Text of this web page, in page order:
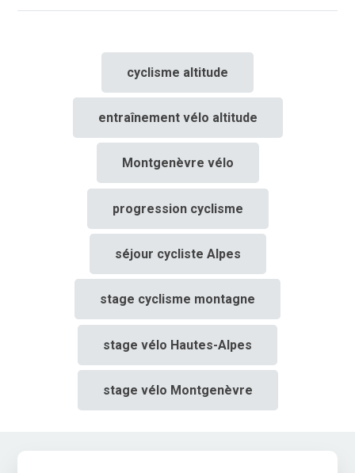
cyclisme altitude
entraînement vélo altitude
Montgenèvre vélo
progression cyclisme
séjour cycliste Alpes
stage cyclisme montagne
stage vélo Hautes-Alpes
stage vélo Montgenèvre